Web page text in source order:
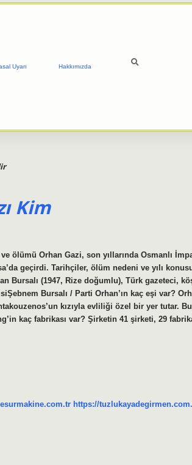
Uyarı Hakkımızda
Kim
ve ölümü Orhan Gazi, son yıllarında Osmanlı
geçirdi. Tarihçiler, ölüm nedeni ve yılı
Bursalı (1947, Rize doğumlu), Türk gazeteci,
Bursalı / Parti Orhan’ın kaç eşi var?
kızıyla evliliği özel bir yer tutar.
kaç fabrikası var? Şirketin 41 şirketi, 29
https://